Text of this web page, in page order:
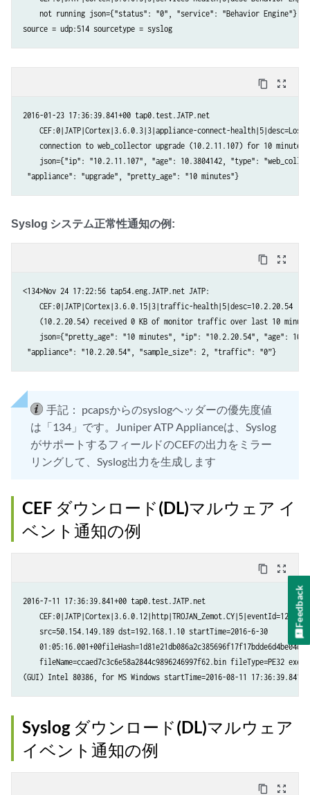
    not running json={"status": "0", "service": "Behavior Engine"}
content_copy zoom_out_map
2016-01-23 17:36:39.841+00 tap0.test.JATP.net
    CEF:0|JATP|Cortex|3.6.0.3|3|appliance-connect-health|5|desc=Lost
    connection to web_collector upgrade (10.2.11.107) for 10 minutes
json={"ip": "10.2.11.107", "age": 10.3804142, "type":
Syslog システム正常性通知の例:
content_copy zoom_out_map
<134>Nov 24 17:22:56 tap54.eng.JATP.net JATP:
    CEF:0|JATP|Cortex|3.6.0.15|3|traffic-health|5|desc=10.2.20.54
(10.2.20.54) received 0 KB of monitor traffic over last 10
    json={"pretty_age": "10 minutes", "ip": "10.2.20.54", "age": 10,
手記： pcapsからのsyslogヘッダーの優先度値
は「134」です。Juniper ATP Applianceは、Syslog
がサポートするフィールドのCEFの出力をミラー
リングして、Syslog出力を生成します
CEF ダウンロード(DL)マルウェア イ
ベント通知の例
content_copy zoom_out_map
2016-7-11 17:36:39.841+00 tap0.test.JATP.net
    CEF:0|JATP|Cortex|3.6.0.12|http|TROJAN_Zemot.CY|5|eventId=123
    src=50.154.149.189 dst=192.168.1.10 startTime=2016-6-30
    01:05:16.001+00fileHash=1d81e21db086a2c385696f17f17bdde6d4be04d
fileName=ccaed7c3c6e58a2844c9896246997f62.bin fileType=PE32
Syslog ダウンロード(DL)マルウェア
イベント通知の例
content_copy zoom_out_map
Feedback